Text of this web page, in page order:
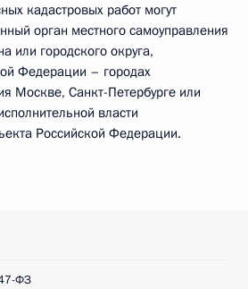
кадастровых работ могут
орган местного самоуправления
или городского округа,
Федерации – городах
Москве, Санкт-Петербурге или
власти
Российской Федерации.
ФЗ